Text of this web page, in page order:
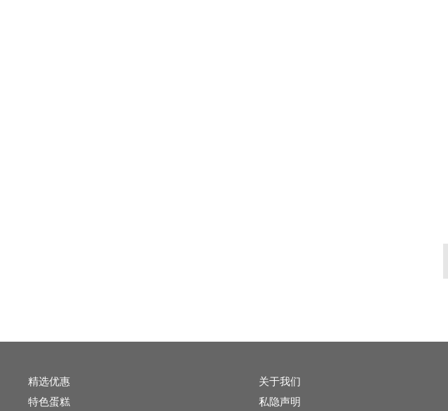
精选优惠
特色蛋糕
关于我们
私隐声明